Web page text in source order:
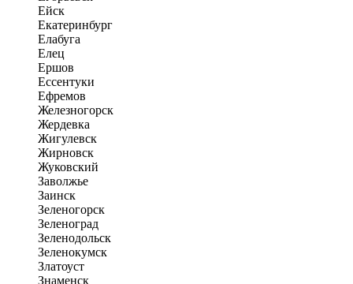
Ейск
Екатеринбург
Елабуга
Елец
Ершов
Ессентуки
Ефремов
Железногорск
Жердевка
Жигулевск
Жирновск
Жуковский
Заволжье
Заинск
Зеленогорск
Зеленоград
Зеленодольск
Зеленокумск
Златоуст
Знаменск